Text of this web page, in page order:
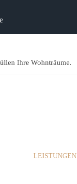
Ihre Wohnträume.
LEISTUNGEN